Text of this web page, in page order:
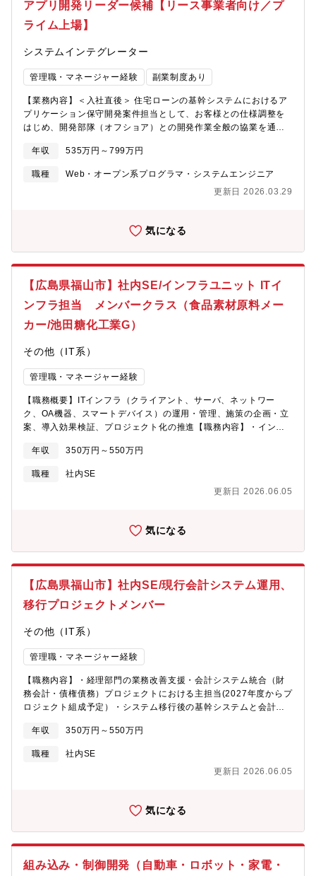
プリ関連（金融・証券、福祉、教育、エンタメ、製造 など）〇
Sier関連（GPS、インフラ、官公庁 など）〇IoT組み込み関連
リアパス】同社ではご自身の志向に合わせ、「スペシャリストコ
うことができます！テストエンジニアからはじめてゆくゆくは 技
目指すことも、マネージャーや事業部長といったマネジメントに
特化したキャリアを目指すことも可能です。そのほかにもPMO
や、案件を複数管理する案件管理者のポジションなどの複数のキ
ャリアパスがございますので、ご自身に合ったキャリアを構築し
SAP◎「金融業界向け」： ネイティブアプリPJT／android・
iOSほかにも、産業(メーカーや物流、小売など各種業種向け)系や
境 ⇒2～3年の長期案件が多く、幅広い工程を経験することが可
常に定着率90％以上を維持しております③ワークライフバラン
り、 他にも各種ユニークな休暇や、休みが取りやすい職場環
境づくりをしております④様々な技術への挑戦 ⇒上記プロジェ
クト例にも記載したような、SAPやネイティブアプリ開発のほか
ジェクトにも取り組んでおります《開発環境》言語：Java、
VB.NET、ASP.NET、C#.NET、COBOL等DB：Oracle、DB2、
RAD、VisualStudio等※※面接はオンラインで完結いたしますの
「スマートに働き よく学び よく遊び 夢や理想に近づく」という
経営理念を掲げ、効率的に働くことを強く推奨し、その意識が社
内に浸透しています。休みも取りやすく、海外旅行を計画する社
員もいます。労働時間の抑制をミッションとしたエンジニア出身
者から成る「プロジェクトリスク管理」の組織があることも特徴
です。 ※月平均残業時間は20.8時間（2024年度実績）。「リフ
レッシュ休暇制度」は、平日5日間連続で休暇を取得でき、かつ手
当として5万円を支給しています。土日を含めることで9連休にな
りますので、海外旅行を計画する社員もいますし、部長といった
管理職も積極的に活用しております。(2)評価制度：・ITSS（ITス
キル標準）を基準とした絶対評価で、評価をしています。年初に
目標設定をし、半期毎に振返りの面談があります。短期・中期・
長期の目標を持ち、具体的なビジョンを描いた上で就業できま
す。中途・新卒関係なく平等に評価がされ、成果次第では中途入
社1年でもリーダーへの昇格もあります。(3)女性の働きやす
さ：・妊娠中・産前産後・育児中の時間外労働・休日労働が免除
保育料の補助、子の看護の為の休暇など女性の活躍のための制度
ざいます★そのほかの採用情報は下記サイトにも掲載しておりま
すので、是非ご覧ください★https://www.nova-
アプリ開発リーダー候補【リース事業者向け／プ
ライム上場】
システムインテグレーター
管理職・マネージャー経験 副業制度あり
【業務内容】＜入社直後＞ 住宅ローンの基幹システムにおけるア
プリケーション保守開発案件担当として、お客様との仕様調整を
はじめ、開発部隊（オフショア）との開発作業全般の協業を通
いただきます。＜2～3年後以降＞ 住宅ローンの基幹システムに
おける保守開発案件におけるチームリーダまたはサブリーダとし
て、顧客要件調整からオフショア開発にけるPJコントロール全般
を実施していただきます。└担当フェーズ：影響調査、要件定義、
ャリアパス】お客様に対し、アプリ保守、システム運用、基盤サ
アプリケーションスペシャリストだけでなく、ＩTアーキテクト、
を描くことが可能です。アプリケーションスペシャリストとして
は、1年後に50人月～200人月規模のチームサブリーダまたはリー
社に対して貢献できるようになることを目指します。【ポジショ
ことで、住宅ローンや融資関連業務の知識・経験の拡大が望めま
す。・システム化企画、提案などの上流工程への参画やPMへステ
ップアップなど、 実践でのスキルアップ・キャリアアップが図
れます。・プライムベンダーとして、SIビジネスを推進している
ため、大規模システムの開発スキルやPMスキルだけでなく、 お
客様との関係性の構築、各種協業他社とのビジネス推進など、ビ
様に対して、組織全体でアプリ～インフラまでトータルで支援す
す。 ITS・APS→PMへのキャリアパスや、ITAへの挑戦ができる
環境です。 プライムベンダーとして、お客様に近い立ち位置で
す。【企業の魅力】■国内トップクラスの「独立系総合ITサービス
トカードの基幹システム開発で国内市場シェア約50%と決済領域
トップシェアの実績があります。その他、SIからIT基盤構築、コ
ンサルティングなどあらゆる段階でお客様の経営・事業を支援す
るため、サービスラインナップは200を超えています。■長期就業
が可能な職場環境・定年後の65歳以降も正社員と同様となる70歳
までの「再雇用制度」・テレワーク勤務制度（テレワーク日数上
限なし、全社員が利用可能）・全社員がコアタイムなしのフレッ
クス勤務制度を利用可・多様なライフステージとの両立（妊活か
ら、出産育児、病気や介護、性自認等、さまざまなニーズに対
応）
年収 535万円～799万円
職種
Web・オープン系プログラマ・システムエンジニア
更新日 2026.03.29
気になる
【広島県福山市】社内SE/インフラユニット ITイ
ンフラ担当 メンバークラス（食品素材原料メー
カー/池田糖化工業G）
その他（IT系）
管理職・マネージャー経験
【職務概要】ITインフラ（クライアント、サーバ、ネットワー
ク、OA機器、スマートデバイス）の運用・管理、施策の企画・立
案、導入効果検証、プロジェクト化の推進【職務内容】・インフ
トデバイス）の運用、管理・サーバ、ネットワーク周りの設計、
構築、保守サポート対応、ユーザーからのヘルプデスク対応・イ
ンフラ関連プロジェクトのメイン推進（PL）【詳細】同グループ
全体のITインフラの管理、プロジェクト推進業務をお任せしま
ンライン会議を通じて、要望実現に向けた業務を担当して頂きま
中心となります。現在インフラ知識をお持ちの方であれば、それ
わることもでき、十二分に力を発揮頂ける業務となります。【募
集背景】利用部門からの要望を吸い上げ、IT戦略方針に従い、グ
います。同社のインフラシステムについて戦略的な企画運用を実
ジタル推進部 インフラユニット ユニット長 1名 メンバー2
く、メンバー間は活発な連携の雰囲気です。〈インフラユニット
全体の業務内容〉・現在Windowsサーバ、ネットワーク、クライ
アント、仮想基盤、クラウド等のグループ各社のインフラ管理、
に応じて現場にあるインフラ環境（パソコン、サーバ、ネットワ
ーク周り）のサポート。・グループ各社へ上長や他メンバーと赴
現後の評価・グループ各社へのインフラ環境改善、各工場への提
術（クラウド/オンプレミス）導入に関わる情報収集（外部ベンダ
ーとのやりとり）【職務特徴】・インフラ業務を通じ、維持管理
やプロジェクトにチェレンジしていただく中で知見を蓄え専門性
を高めていくことが出来ます。・入社後に社内のインフラ環境を
学ぶことができ、ITインフラの経験を積むことが出来ます。・同
ユニットで担当するITインフラについては、制約は少なく、自ら
年収 350万円～550万円
職種
社内SE
更新日 2026.06.05
気になる
【広島県福山市】社内SE/現行会計システム運用、
移行プロジェクトメンバー
その他（IT系）
管理職・マネージャー経験
【職務内容】・経理部門の業務改善支援・会計システム統合（財
務会計・債権債務）プロジェクトにおける主担当(2027年度からプ
ロジェクト組成予定）・システム移行後の基幹システムと会計シ
階当面、基幹システムの販売・購買・債権債務などの領域の保
守・運用を一部担当いただき、主に会計を中心とした領域につい
て業務理解とシステム理解を深めながら、経理業務を中心とした
実務の業務改善支援に従事していただきます。２．会計統合プロ
プロジェクトメンバーとして従事いただき、ご経験が豊富な方に
てのアサインも可能です。会計領域の統合後は、基幹システム
運用および継続的な業務改善をリードしていただくことを想定し
年収 350万円～550万円
職種
社内SE
更新日 2026.06.05
気になる
組み込み・制御開発（自動車・ロボット・家電・